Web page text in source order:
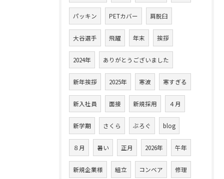
パッキン PETカバー 肩脱臼
大谷選手 飛躍 年末 挨拶
2024年 ありがとうございました
新年挨拶 2025年 寒波 寒すぎる
新入社員 面接 新規採用 ４月
新学期 さくら ぶろぐ blog
８月 暑い 正月 2026年 午年
新規企業様 組立 コンベア 修理